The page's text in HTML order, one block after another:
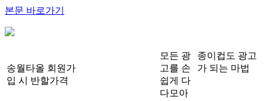
본문 바로가기
송월타올 회원가
입 시 반할가격
모든 광
고를 손
쉽게 다
다모아
종이컵도 광고
가 되는 마법